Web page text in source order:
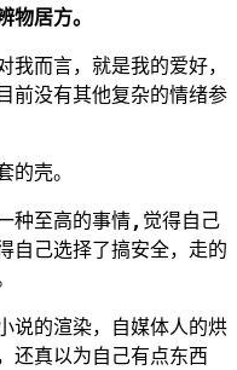
物居方。
而言，就是我的爱好，
前没有其他复杂的情绪参
壳。
种至高的事情,觉得自己
自己选择了搞安全，走的
说的渲染，自媒体人的烘
还真以为自己有点东西